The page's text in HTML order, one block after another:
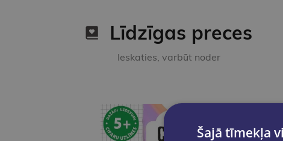
Līdzīgas preces
Ieskaties, varbūt noder
Šajā tīmekļa